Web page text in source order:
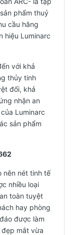
phẩm thuỷ
cầu hằng
hiệu Luminarc
với khả
thủy tinh
đối, khả
nhận an
Luminarc
sản phẩm
nên nét tinh tế
nhiều loại
toàn tuyệt
hay phòng
được làm
mắt vừa